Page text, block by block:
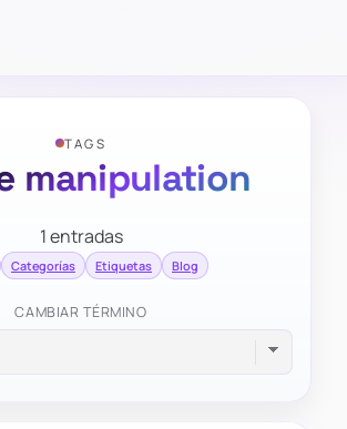
TAGS
manipulation
1 entradas
Categorías Etiquetas Blog
CAMBIAR TÉRMINO